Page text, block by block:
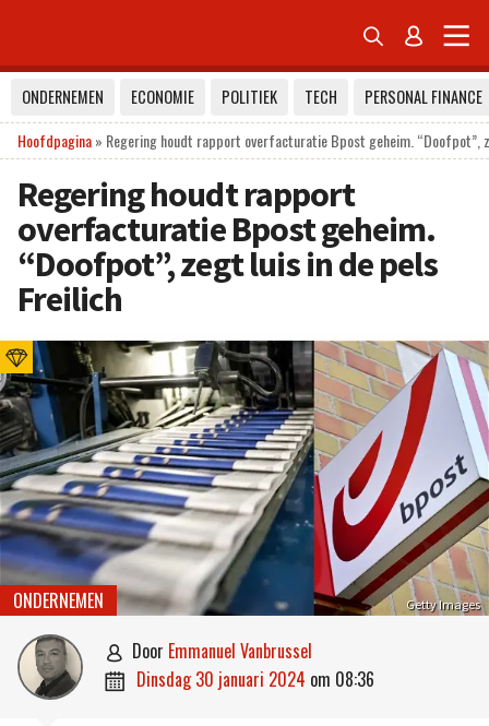
 
ONDERNEMEN ECONOMIE POLITIEK TECH
PERSONAL FINANCE
Hoofdpagina» Regering houdt rapport overfacturatie Bpost geheim. “Doofpot”,
Regering houdt rapport
overfacturatie Bpost geheim.
“Doofpot”, zegt luis in de pels
Freilich
Getty Images
ONDERNEMEN
 door Emmanuel Vanbrussel
 dinsdag 30 januari 2024 om 08:36